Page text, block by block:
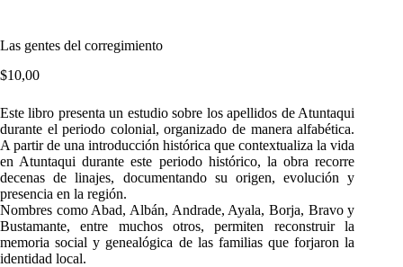
Las gentes del corregimiento
$10,00
Este libro presenta un estudio sobre los apellidos de Atuntaqui
durante el periodo colonial, organizado de manera alfabética.
A partir de una introducción histórica que contextualiza la vida
en Atuntaqui durante este periodo histórico, la obra recorre
decenas de linajes, documentando su origen, evolución y
presencia en la región.
Nombres como Abad, Albán, Andrade, Ayala, Borja, Bravo y
Bustamante, entre muchos otros, permiten reconstruir la
memoria social y genealógica de las familias que forjaron la
identidad local.